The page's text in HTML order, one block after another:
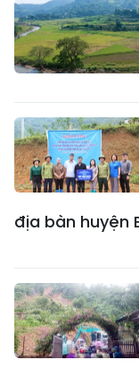
địa bàn huyện